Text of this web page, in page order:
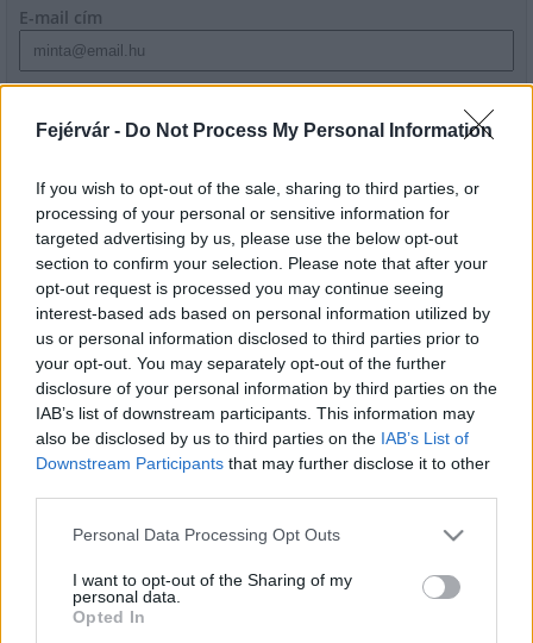
Fejérvár - Do Not Process My Personal Information
If you wish to opt-out of the sale, sharing to third parties, or
processing of your personal or sensitive information for
targeted advertising by us, please use the below opt-out
section to confirm your selection. Please note that after your
opt-out request is processed you may continue seeing
interest-based ads based on personal information utilized by
us or personal information disclosed to third parties prior to
your opt-out. You may separately opt-out of the further
disclosure of your personal information by third parties on the
IAB’s list of downstream participants. This information may
also be disclosed by us to third parties on the IAB’s List of
Downstream Participants that may further disclose it to other
Please note that this website/app uses one or more Google
not limited to your visit or usage behaviour. You may click to
grant or deny consent to Google and its third-party tags to
use your data for below specified purposes in below Google
Personal Data Processing Opt Outs
I want to opt-out of the Sharing of my
personal data.
Opted In
E-mail cím
szabályzatot!
LEGFRISSEBB
Országos hírek
Megérkezett az eső a Duna vízgyűjtőjére
Aktuális
Paks II.: Mit jelent az 5. blokk új
árnyékában?